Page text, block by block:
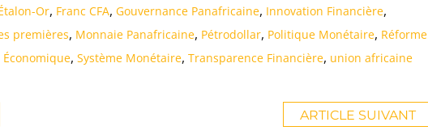
Or, Franc CFA, Gouvernance Panafricaine, Innovation Financière,
premières, Monnaie Panafricaine, Pétrodollar, Politique Monétaire, Réforme
, Système Monétaire, Transparence Financière, union africaine
ARTICLE SUIVANT